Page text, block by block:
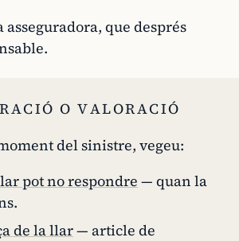
que després
O VALORACIÓ
del sinistre, vegeu:
pot no respondre — quan la
de la llar— article de